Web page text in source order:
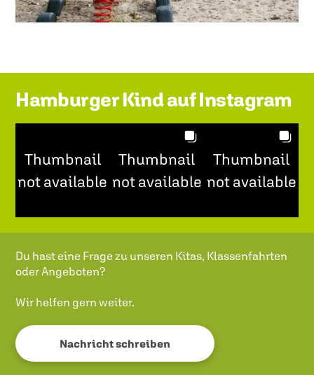
Du hast eine Frage zu unseren Kitas, Klassenfahrten
oder Angeboten?
Wir helfen gern weiter.
Nachricht schreiben
Hamburger Kind auf Instagram
Thumbnail
not available
Thumbnail
not available
Thumbnail
not available